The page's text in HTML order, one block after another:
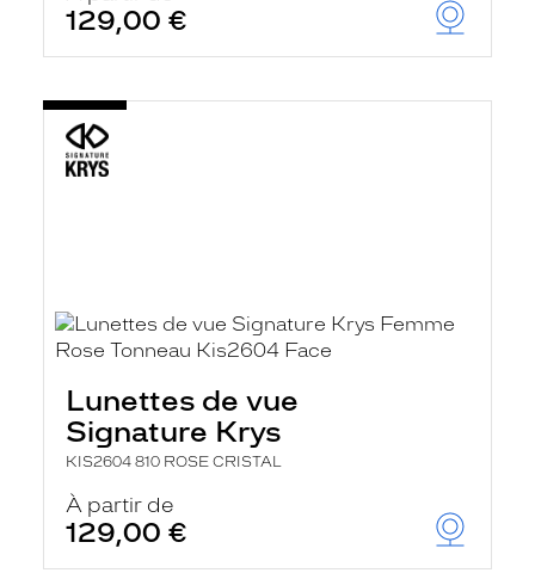
129,00 €
Lunettes de vue
Signature Krys
KIS2604 810 ROSE CRISTAL
À partir de
129,00 €